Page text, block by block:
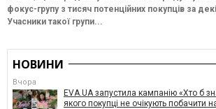
фокус-групу з тисяч потенційних покупців за
Учасники такої групи...
НОВИНИ
Вчора
EVA.UA запустила кампанію «Хто б
якого покупці не очікують побачити